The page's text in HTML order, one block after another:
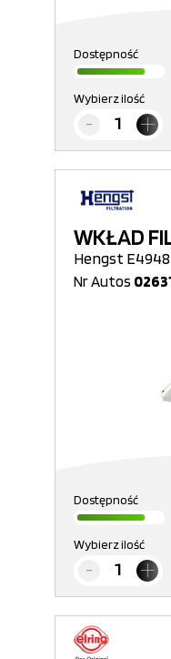
Dostępność
Wybierz ilość
WKŁAD
Hengst
Nr Autos
Dostępność
Wybierz ilość